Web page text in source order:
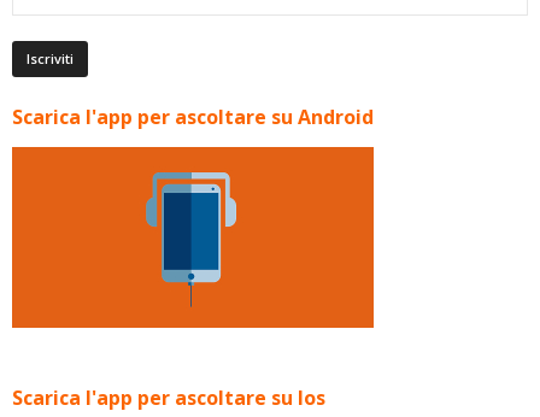
Scarica l'app per ascoltare su Android
Scarica l'app per ascoltare su Ios